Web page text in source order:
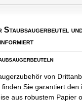
informiert
von
Sie garantiert den
aus robustem Papier